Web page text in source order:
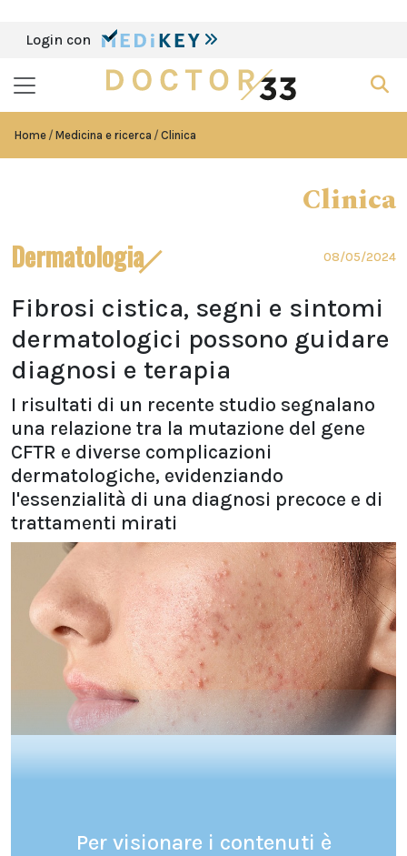
Login con
Home Medicina e ricerca Clinica
Clinica
Dermatologia 08/05/2024
Fibrosi cistica, segni e sintomi
dermatologici possono guidare
diagnosi e terapia
I risultati di un recente studio segnalano
una relazione tra la mutazione del gene
CFTR e diverse complicazioni
dermatologiche, evidenziando
l'essenzialità di una diagnosi precoce e di
trattamenti mirati
Per visionare i contenuti è